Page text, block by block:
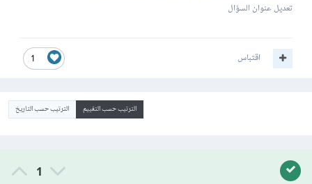
تعديل عنوان السؤال
1 اقتباس
الترتيب حسب التقييم الترتيب حسب التاريخ
1